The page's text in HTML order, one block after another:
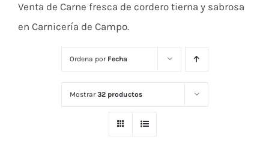
Venta de Carne fresca de cordero tierna y sabrosa
en Carnicería de Campo.
Ordena por Fecha
Mostrar32 productos